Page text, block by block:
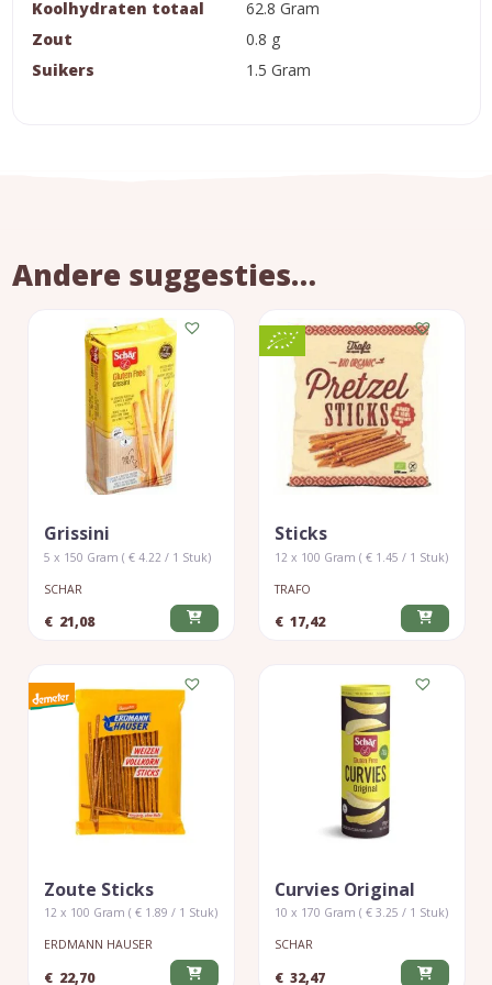
Koolhydraten totaal
62.8 Gram
Zout
0.8 g
Suikers
1.5 Gram
Andere suggesties…
Grissini
5 x 150 Gram ( € 4.22 / 1 Stuk)
SCHAR
€ 21,08
Sticks
12 x 100 Gram ( € 1.45 / 1 Stuk)
TRAFO
€ 17,42
Zoute Sticks
12 x 100 Gram ( € 1.89 / 1 Stuk)
ERDMANN HAUSER
€ 22,70
Curvies Original
10 x 170 Gram ( € 3.25 / 1 Stuk)
SCHAR
€ 32,47